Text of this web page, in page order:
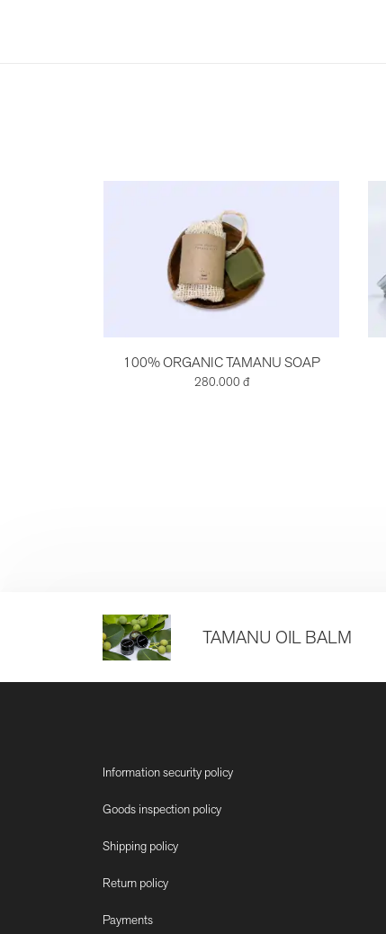
100% ORGANIC TAMANU SOAP
280.000 đ
TAMANU OIL BALM
Information security policy
Goods inspection policy
Shipping policy
Return policy
Payments